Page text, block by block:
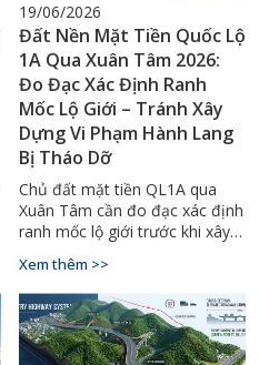
19/06/2026
Đất Nền Mặt Tiền Quốc Lộ
1A Qua Xuân Tâm 2026:
Đo Đạc Xác Định Ranh
Mốc Lộ Giới – Tránh Xây
Dựng Vi Phạm Hành Lang
Bị Tháo Dỡ
Chủ đất mặt tiền QL1A qua
Xuân Tâm cần đo đạc xác định
ranh mốc lộ giới trước khi xây
Nai: 0927.900.068.
Xem thêm >>